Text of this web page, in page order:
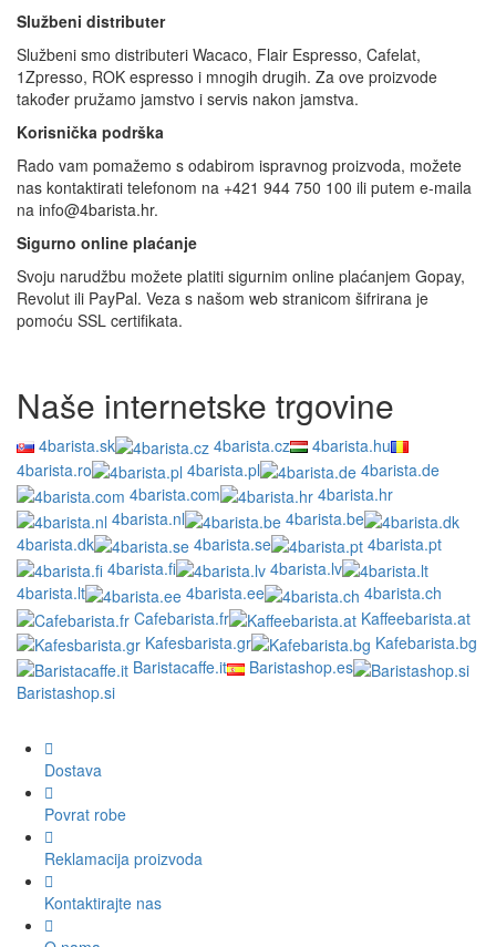
Službeni distributer
Službeni smo distributeri Wacaco, Flair Espresso, Cafelat,
1Zpresso, ROK espresso i mnogih drugih. Za ove proizvode
također pružamo jamstvo i servis nakon jamstva.
Korisnička podrška
Rado vam pomažemo s odabirom ispravnog proizvoda, možete
nas kontaktirati telefonom na +421 944 750 100 ili putem e-maila
na info@4barista.hr.
Sigurno online plaćanje
Svoju narudžbu možete platiti sigurnim online plaćanjem Gopay,
Revolut ili PayPal. Veza s našom web stranicom šifrirana je
pomoću SSL certifikata.
Naše internetske trgovine
4barista.sk 4barista.cz
4barista.hu
4barista.ro
4barista.pl
4barista.de
4barista.com
4barista.hr
4barista.nl
4barista.be
4barista.dk
4barista.se
4barista.pt
4barista.fi
4barista.lv
4barista.lt
4barista.ee
4barista.ch
Cafebarista.fr
Kaffeebarista.at
Kafesbarista.gr
Kafebarista.bg
Baristacaffe.it
Baristashop.es
Baristashop.si
Dostava
Povrat robe
Reklamacija proizvoda
Kontaktirajte nas